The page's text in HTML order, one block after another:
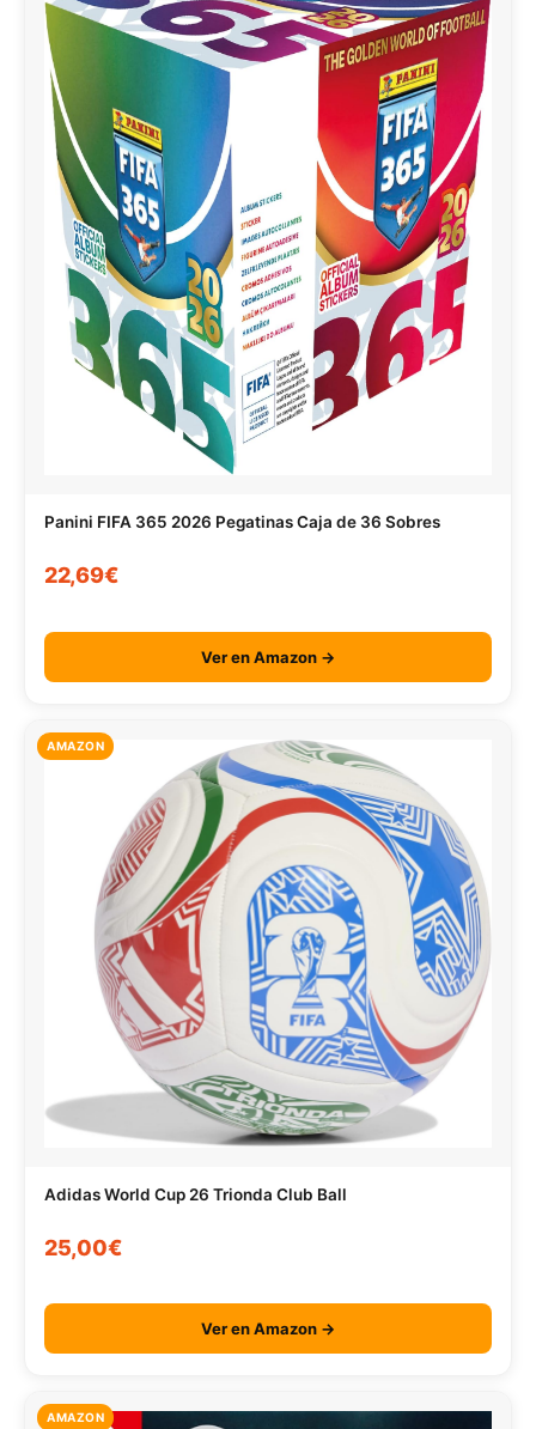
Panini FIFA 365 2026 Pegatinas Caja de 36 Sobres
22,69€
Ver en Amazon →
AMAZON
Adidas World Cup 26 Trionda Club Ball
25,00€
Ver en Amazon →
AMAZON